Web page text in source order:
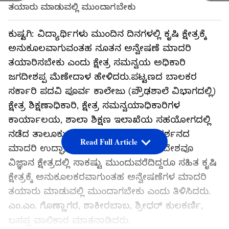
ತಯಾರು ಮಾಡುವಲ್ಲಿ ಮುಂದಾಗಬೇಕು
ಕುಷ್ಟಗಿ: ವಿದ್ಯಾರ್ಥಿಗಳು ಮುಂದಿನ ದಿನಗಳಲ್ಲಿ ಕೃಷಿ ಕ್ಷೇತ್ರಕ್ಕೆ
ಅನುಕೂಲವಾಗುವಂತಹ ನೂತನ ಅನ್ವೇಷಣೆ ಮಾದರಿ
ತಯಾರಿಸಬೇಕು ಎಂದು ಕ್ಷೇತ್ರ ಸಮನ್ವಯ ಅಧಿಕಾರಿ
ಜಗದೀಶಪ್ಪ ಮೆಣೇದಾಳ ಹೇಳಿದರು.ಪಟ್ಟಣದ ಬಾಲಕರ
ಸರ್ಕಾರಿ ಪದವಿ ಪೂರ್ವ ಕಾಲೇಜು (ಪ್ರೌಢಶಾಲೆ ವಿಭಾಗದಲ್ಲಿ)
ಕ್ಷೇತ್ರ ಶಿಕ್ಷಣಾಧಿಕಾರಿ, ಕ್ಷೇತ್ರ ಸಮನ್ವಯಾಧಿಕಾರಿಗಳ
ಕಾರ್ಯಾಲಯ, ಶಾಲಾ ಶಿಕ್ಷಣ ಇಲಾಖೆಯ ಸಹಯೋಗದಲ್ಲಿ
ನಡೆದ ತಾಲೂಕು ಮಟ್ಟದ ವಿಜ್ಞಾನ ವಸ್ತು ಪ್ರದರ್ಶನದ
ಮಾದರಿ ಉದ್ಘಾಟಿಸಿ ಮಾತನಾಡಿದ ಅವರು, ದೇಶವೂ
ವಿಜ್ಞಾನ ಕ್ಷೇತ್ರದಲ್ಲಿ ಸಾಕಷ್ಟು ಮುಂದುವರೆದಿದ್ದರೂ ಸಹಿತ ಕೃಷಿ
ಕ್ಷೇತ್ರಕ್ಕೆ ಅನುಕೂಲಕರವಾಗುಂತಹ ಅನ್ವೇಷಣೆಗಳ ಮಾದರಿ
ತಯಾರು ಮಾಡುವಲ್ಲಿ ಮುಂದಾಗಬೇಕು ಎಂದು ತಿಳಿಸಿದರು.
ಎಂ.ಎಂ. ಗೊಣ್ಣಾಗರ, ಶಾಕೀರಬಾಬ, ಶ್ರೀಧರ್ ಕುಲಕರ್ಣಿ,
ಬಸಪ್ಪ ವಾಲಿಕಾರ ಮಾತನಾಡಿದರು.
Read Full Article